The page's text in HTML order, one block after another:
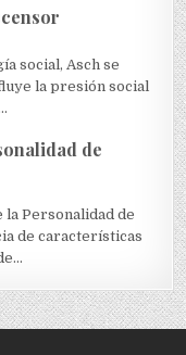
social, Asch se
la presión social
de
la Personalidad de
de características